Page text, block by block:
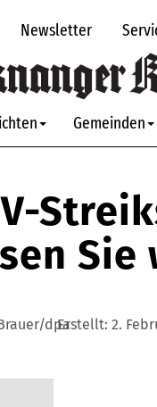
Newsletter
Gemeinden
Sie
dpaErstellt: 2.